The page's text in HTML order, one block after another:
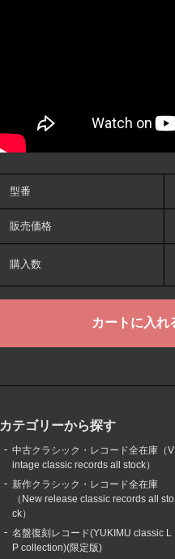
型番
販売価格
購入数
カテゴリーから探す
中古クラシック・レコード全在庫（V
intage classic records all stock）
新作クラシック・レコード全在庫
（New release classic records all sto
ck）
名盤復刻レコード(YUKIMU classic L
P collection)(限定版)